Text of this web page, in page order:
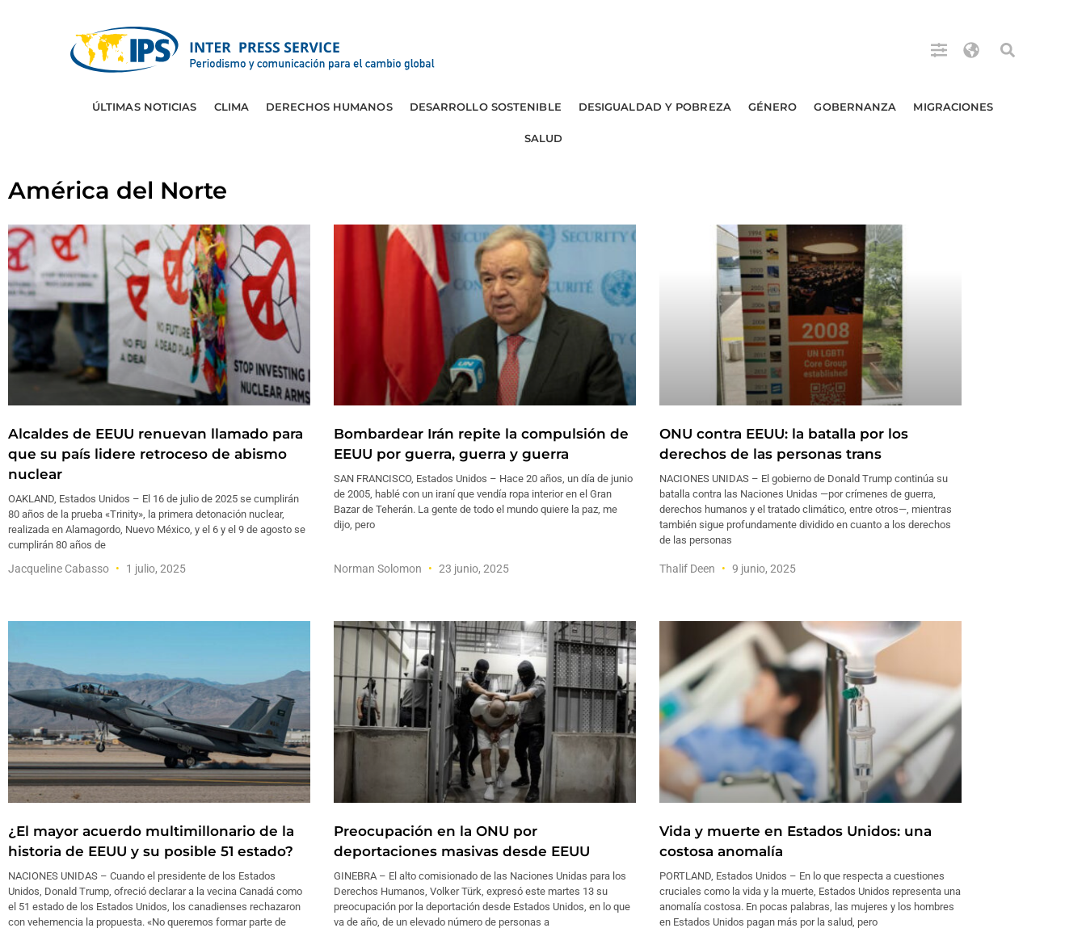
ÚLTIMAS NOTICIAS CLIMA DERECHOS HUMANOS DESARROLLO SOSTENIBLE DESIGUALDAD Y POBREZA GÉNERO GOBERNANZA MIGRACIONES
SALUD
América del Norte
Alcaldes de EEUU renuevan llamado para
que su país lidere retroceso de abismo
nuclear
OAKLAND, Estados Unidos – El 16 de julio de 2025 se cumplirán
80 años de la prueba «Trinity», la primera detonación nuclear,
realizada en Alamagordo, Nuevo México, y el 6 y el 9 de agosto se
cumplirán 80 años de
Jacqueline Cabasso 1 julio, 2025
Bombardear Irán repite la compulsión de
EEUU por guerra, guerra y guerra
SAN FRANCISCO, Estados Unidos – Hace 20 años, un día de junio
de 2005, hablé con un iraní que vendía ropa interior en el Gran
Bazar de Teherán. La gente de todo el mundo quiere la paz, me
dijo, pero
Norman Solomon 23 junio, 2025
ONU contra EEUU: la batalla por los
derechos de las personas trans
NACIONES UNIDAS – El gobierno de Donald Trump continúa su
batalla contra las Naciones Unidas —por crímenes de guerra,
derechos humanos y el tratado climático, entre otros—, mientras
también sigue profundamente dividido en cuanto a los derechos
de las personas
Thalif Deen 9 junio, 2025
¿El mayor acuerdo multimillonario de la
historia de EEUU y su posible 51 estado?
NACIONES UNIDAS – Cuando el presidente de los Estados
Unidos, Donald Trump, ofreció declarar a la vecina Canadá como
el 51 estado de los Estados Unidos, los canadienses rechazaron
con vehemencia la propuesta. «No queremos formar parte de
Preocupación en la ONU por
deportaciones masivas desde EEUU
GINEBRA – El alto comisionado de las Naciones Unidas para los
Derechos Humanos, Volker Türk, expresó este martes 13 su
preocupación por la deportación desde Estados Unidos, en lo que
va de año, de un elevado número de personas a
Vida y muerte en Estados Unidos: una
costosa anomalía
PORTLAND, Estados Unidos – En lo que respecta a cuestiones
cruciales como la vida y la muerte, Estados Unidos representa una
anomalía costosa. En pocas palabras, las mujeres y los hombres
en Estados Unidos pagan más por la salud, pero